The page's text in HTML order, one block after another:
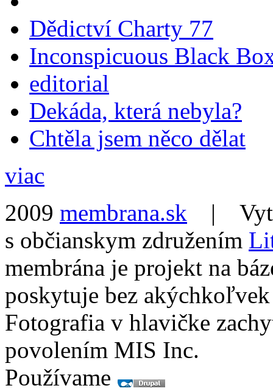
Dědictví Charty 77
Inconspicuous Black
editorial
Dekáda, která nebyla?
Chtěla jsem něco dělat
viac
2009 membrana.sk |
s občianskym združením
membrána je projekt na
poskytuje bez
Fotografia v hlavičke
povolením MIS Inc.
Používame